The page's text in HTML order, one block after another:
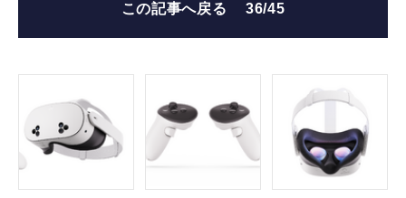
この記事へ戻る 36/45